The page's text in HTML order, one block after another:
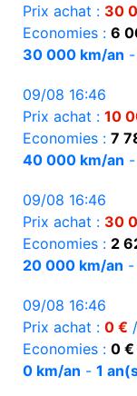
Prix achat : 30
Economies : 6
30 000 km/an -
09/08 16:46
Prix achat : 10
Economies : 7
40 000 km/an -
09/08 16:46
Prix achat : 30
Economies : 2
20 000 km/an -
09/08 16:46
Prix achat : 0 € /
Economies : 0 €
0 km/an - 1